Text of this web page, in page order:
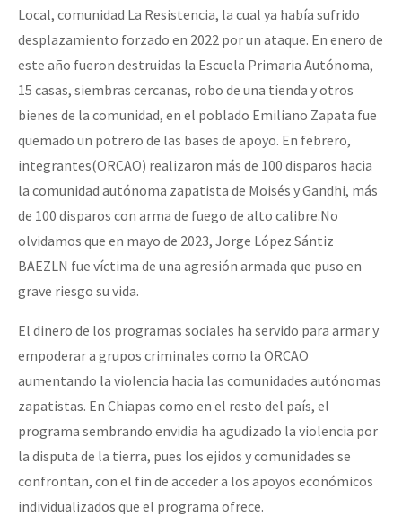
Local, comunidad La Resistencia, la cual ya había sufrido
desplazamiento forzado en 2022 por un ataque. En enero de
este año fueron destruidas la Escuela Primaria Autónoma,
15 casas, siembras cercanas, robo de una tienda y otros
bienes de la comunidad, en el poblado Emiliano Zapata fue
quemado un potrero de las bases de apoyo. En febrero,
integrantes(ORCAO) realizaron más de 100 disparos hacia
la comunidad autónoma zapatista de Moisés y Gandhi, más
de 100 disparos con arma de fuego de alto calibre.No
olvidamos que en mayo de 2023, Jorge López Sántiz
BAEZLN fue víctima de una agresión armada que puso en
grave riesgo su vida.
El dinero de los programas sociales ha servido para armar y
empoderar a grupos criminales como la ORCAO
aumentando la violencia hacia las comunidades autónomas
zapatistas. En Chiapas como en el resto del país, el
programa sembrando envidia ha agudizado la violencia por
la disputa de la tierra, pues los ejidos y comunidades se
confrontan, con el fin de acceder a los apoyos económicos
individualizados que el programa ofrece.